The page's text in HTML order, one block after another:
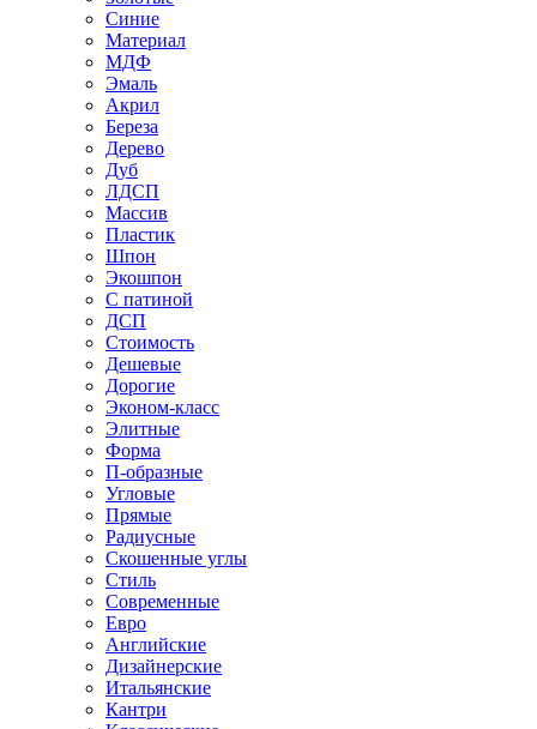
Синие
Материал
МДФ
Эмаль
Акрил
Береза
Дерево
Дуб
ЛДСП
Массив
Пластик
Шпон
Экошпон
С патиной
ДСП
Стоимость
Дешевые
Дорогие
Эконом-класс
Элитные
Форма
П-образные
Угловые
Прямые
Радиусные
Скошенные углы
Стиль
Современные
Евро
Английские
Дизайнерские
Итальянские
Кантри